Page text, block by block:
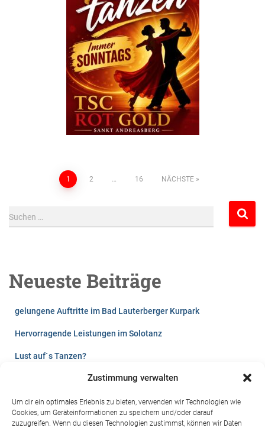
Zustimmung verwalten
Um dir ein optimales Erlebnis zu bieten, verwenden wir Technologien wie
Cookies, um Geräteinformationen zu speichern und/oder darauf
zuzugreifen. Wenn du diesen Technologien zustimmst, können wir Daten
1 2 … 16 NÄCHSTE
Suchen …
Neueste Beiträge
gelungene Auftritte im Bad Lauterberger Kurpark
Hervorragende Leistungen im Solotanz
Lust auf`s Tanzen?
Videos vom Winterball 2026
Sommerfest der Harzresidenz 2024 in St. Andreasberg
Kinderfest 2024 in Bad Lauterberg